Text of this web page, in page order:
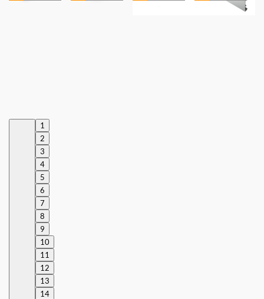
1
2
3
4
5
6
7
8
9
10
11
12
13
14